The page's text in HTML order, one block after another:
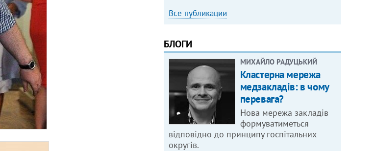
Все публикации
БЛОГИ
МИХАЙЛО РАДУЦЬКИЙ
Кластерна мережа
медзакладів: в чому
перевага?
Нова мережа закладів
формуватиметься
відповідно до принципу госпітальних
округів.